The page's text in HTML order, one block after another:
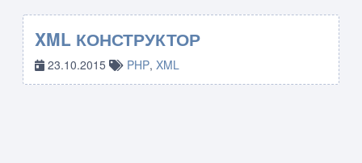
XML КОНСТРУКТОР
23.10.2015 PHP, XML